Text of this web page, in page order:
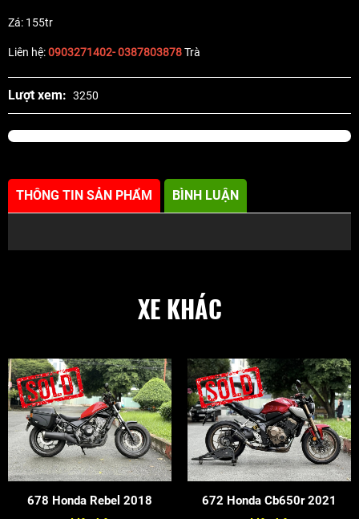
Zá: 155tr
Liên hệ:0903271402- 0387803878Trà
Lượt xem: 3250
THÔNG TIN SẢN PHẨM BÌNH LUẬN
XE KHÁC
678 Honda Rebel 2018
672 Honda Cb650r 2021